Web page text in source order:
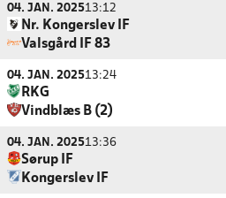
04. JAN. 202513:12
Nr. Kongerslev IF
Valsgård IF 83
04. JAN. 202513:24
RKG
Vindblæs B (2)
04. JAN. 202513:36
Sørup IF
Kongerslev IF